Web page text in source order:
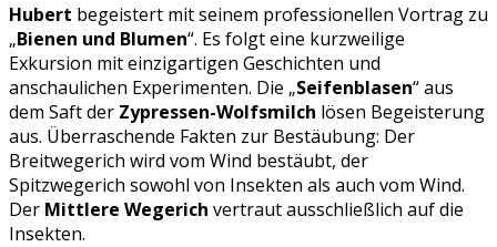
Hubert begeistert mit seinem professionellen Vortrag zu
„Bienen und Blumen“. Es folgt eine kurzweilige
Exkursion mit einzigartigen Geschichten und
anschaulichen Experimenten. Die „Seifenblasen“ aus
dem Saft der Zypressen-Wolfsmilch lösen Begeisterung
aus. Überraschende Fakten zur Bestäubung: Der
Breitwegerich wird vom Wind bestäubt, der
Spitzwegerich sowohl von Insekten als auch vom Wind.
Der Mittlere Wegerich vertraut ausschließlich auf die
Insekten.